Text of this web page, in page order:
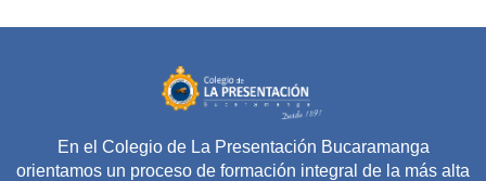
En el Colegio de La Presentación Bucaramanga
orientamos un proceso de formación integral de la más alta